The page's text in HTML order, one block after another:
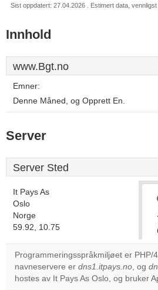
Sist oppdatert: 27.04.2026 . Estimert data,
Innhold
www.Bgt.no
Emner:
Denne Måned, og Opprett En.
Server
Server Sted
It Pays As
Oslo
Norge
59.92, 10.75
Programmeringsspråkmiljøet er PHP/
navneservere er dns1.itpays.no, og
hostes av It Pays As Oslo, og bruker